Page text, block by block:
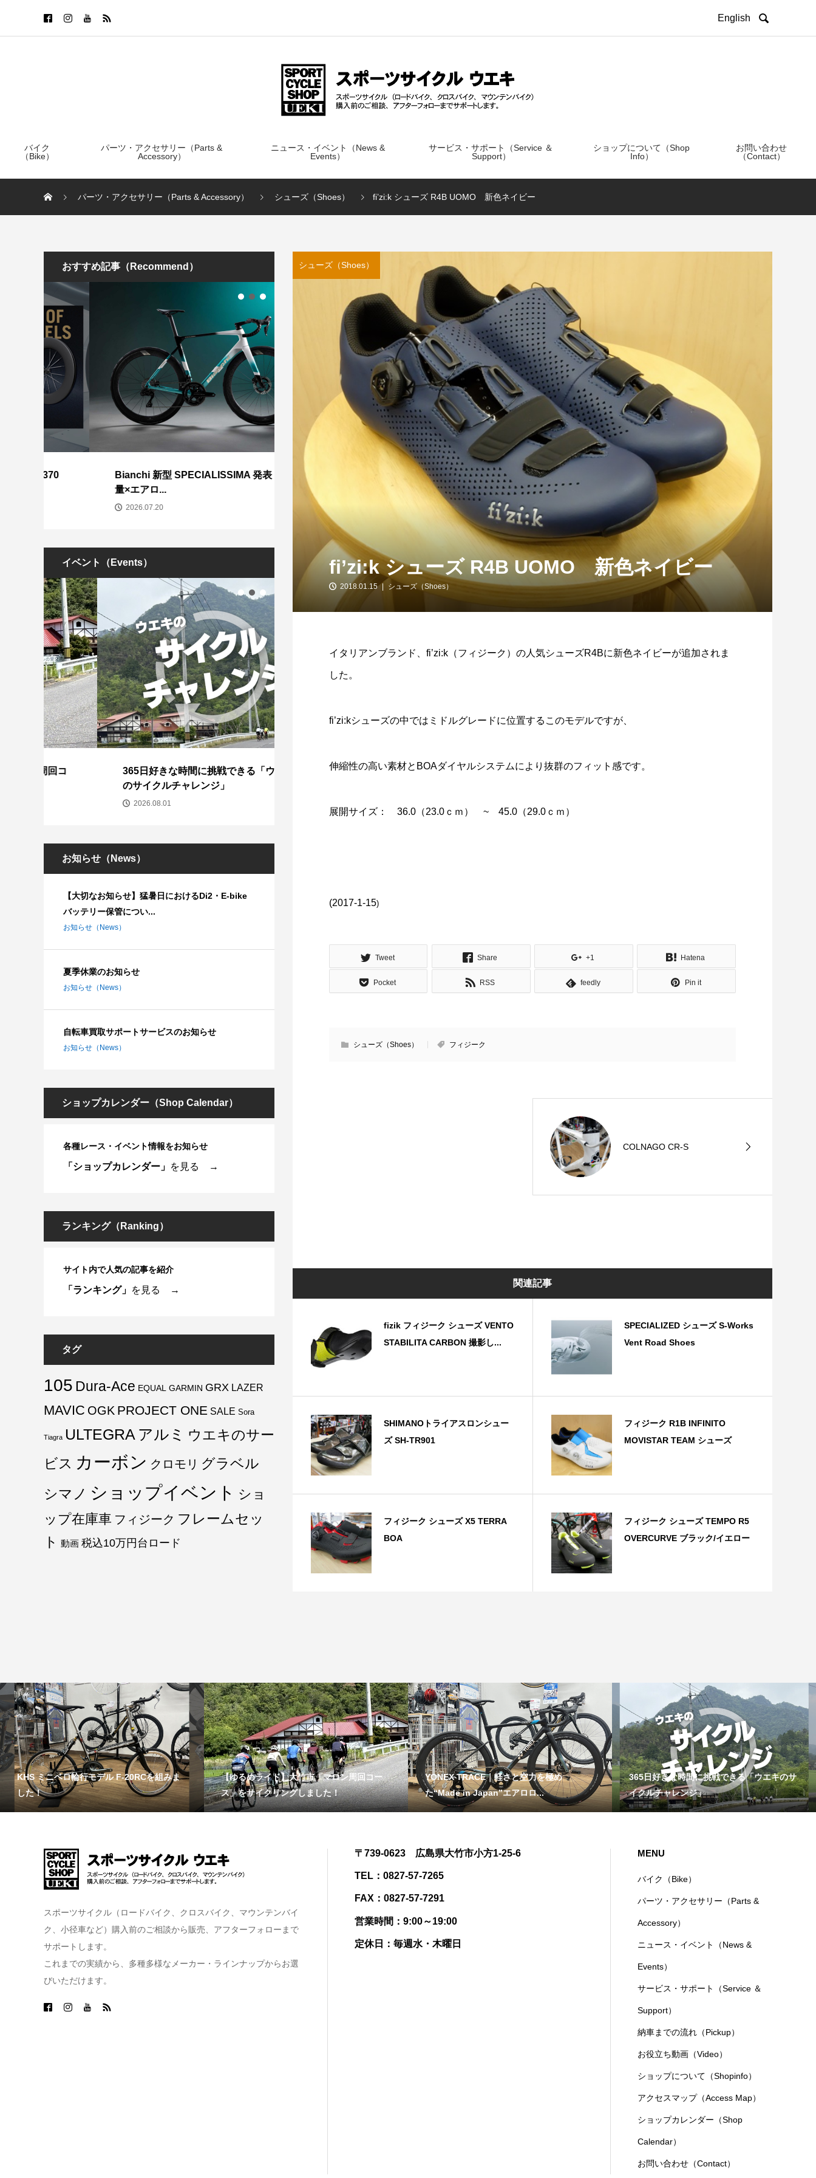
English 
バイク
（Bike）
パーツ・アクセサリー（Parts &
Accessory）
ニュース・イベント（News &
Events）
サービス・サポート（Service ＆
Support）
ショップについて（Shop
Info）
お問い合わせ
（Contact）
SPECIALIZED Tarmac SL6
CEEPO KATANA-Rのハンドル
バーをブルホー...
LOOK 785 huez 2019年モデル
に R8...
GUSTO 新型ロードバイク GTR
SPORT T...
TREK EMONDA ALR5 2019年
モデル
Wilier GTR team｜リムブレー
キ・105...
シマノ ロードシューズ 新商品
SHIMANO シューズ SH-ME4 ※
限定モデル
SPECIALIZED シューズ S-
WORKS E...
LOOK 2024モデル受注開始！
新型795ブレード...
TREK Madone Gen 8 が新登
場！Émo...
パーツ・アクセサリー（Parts & Accessory） シューズ（Shoes） fi’zi:k シューズ R4B UOMO 新色ネイビー
シューズ（Shoes）
fi’zi:k シューズ R4B UOMO 新色ネイビー
2018.01.15 シューズ（Shoes）
イタリアンブランド、fi’zi:k（フィジーク）の人気シューズR4Bに新色ネイビーが追加されま
した。
fi’zi:kシューズの中ではミドルグレードに位置するこのモデルですが、
伸縮性の高い素材とBOAダイヤルシステムにより抜群のフィット感です。
展開サイズ： 36.0（23.0ｃｍ） ~ 45.0（29.0ｃｍ）
(2017-1-15)
Tweet Share +1 Hatena
Pocket RSS feedly Pin it
シューズ（Shoes） フィジーク
COLNAGO CR-S
関連記事
fizik フィジーク シューズ VENTO
STABILITA CARBON 撮影し...
SPECIALIZED シューズ S-Works
Vent Road Shoes
SHIMANOトライアスロンシュー
ズ SH-TR901
フィジーク R1B INFINITO
MOVISTAR TEAM シューズ
フィジーク シューズ X5 TERRA
BOA
フィジーク シューズ TEMPO R5
OVERCURVE ブラック/イエロー
おすすめ記事（Recommend）
Bianchi 新型 SPECIALISSIMA 発表｜軽
量×エアロ...
2026.07.20
ORBEA 新型 Orca Aero 発表｜“Aero
360°”で...
2026.07.03
新型 SHIMANO DURA-ACE WH-R9370
ホイール発...
イベント（Events）
365日好きな時間に挑戦できる「ウエキ
のサイクルチャレンジ」
「第13回 安芸灘とびしま海道オレンジラ
【ゆるめライド】大竹市「マロン周回コ
お知らせ（News）
【大切なお知らせ】猛暑日におけるDi2・E-bike
バッテリー保管につい...
お知らせ（News）
夏季休業のお知らせ
お知らせ（News）
自転車買取サポートサービスのお知らせ
お知らせ（News）
ショップカレンダー（Shop Calendar）
各種レース・イベント情報をお知らせ
「ショップカレンダー」 を見る →
ランキング（Ranking）
サイト内で人気の記事を紹介
「ランキング」 を見る →
タグ
105 Dura-Ace EQUAL GARMIN GRX LAZER
MAVIC OGK PROJECT ONE SALE Sora
Tiagra ULTEGRA アルミ ウエキのサー
ビス カーボン クロモリ グラベル
シマノ ショップイベント ショ
ップ在庫車 フィジーク フレームセッ
ト
動画 税込10万円台ロード
KHS ミニベロ輪行モデル F-20RCを組みま
した！
【ゆるめライド】大竹市「マロン周回コー
ス」をサイクリングしました！
YONEX TRACE｜軽さと空力を極め
た“Made in Japan”エアロロ...
365日好きな時間に挑戦できる「ウエキのサ
イクルチャレンジ」
スポーツサイクル（ロードバイク、クロスバイク、マウンテンバイ
ク、小径車など）購入前のご相談から販売、アフターフォローまで
サポートします。
これまでの実績から、多種多様なメーカー・ラインナップからお選
びいただけます。
〒739-0623 広島県大竹市小方1-25-6
TEL：0827-57-7265
FAX：0827-57-7291
営業時間：9:00～19:00
定休日：毎週水・木曜日
MENU
バイク（Bike）
パーツ・アクセサリー（Parts &
Accessory）
ニュース・イベント（News &
Events）
サービス・サポート（Service ＆
Support）
納車までの流れ（Pickup）
お役立ち動画（Video）
ショップについて（Shopinfo）
アクセスマップ（Access Map）
ショップカレンダー（Shop
Calendar）
お問い合わせ（Contact）